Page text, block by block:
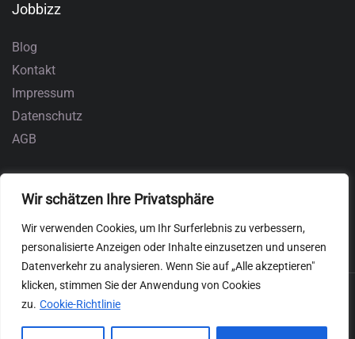
Wir schätzen Ihre Privatsphäre
Wir verwenden Cookies, um Ihr Surferlebnis zu verbessern,
personalisierte Anzeigen oder Inhalte einzusetzen und unseren
Datenverkehr zu analysieren. Wenn Sie auf „Alle akzeptieren"
klicken, stimmen Sie der Anwendung von Cookies
zu. Cookie-Richtlinie
Jobbizz
Blog
Kontakt
Impressum
Datenschutz
AGB